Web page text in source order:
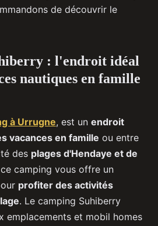
de découvrir le
: l'endroit idéal
nautiques en famille
à Urrugne, est un endroit
vacances en famille ou entre
des plages d'Hendaye et de
camping vous offre un
profiter des activités
. Le camping Suhiberry
emplacements et mobil homes